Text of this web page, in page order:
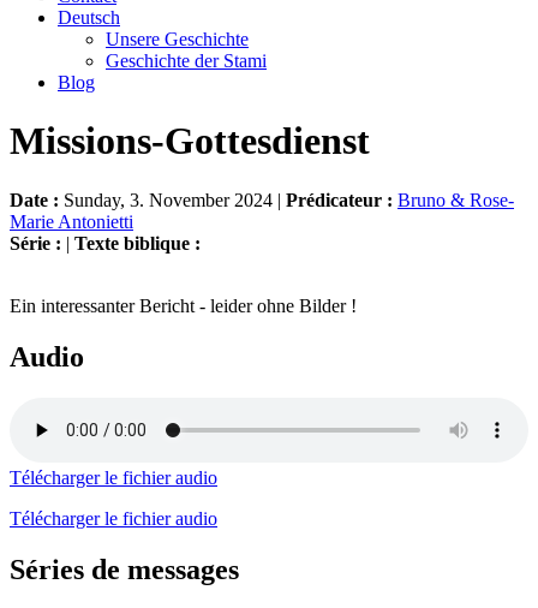
Deutsch
Unsere Geschichte
Geschichte der Stami
Blog
Missions-Gottesdienst
Date : Sunday, 3. November 2024 | Prédicateur : Bruno & Rose-
Marie Antonietti
Série : | Texte biblique :
Ein interessanter Bericht - leider ohne Bilder !
Audio
Télécharger le fichier audio
Télécharger le fichier audio
Séries de messages